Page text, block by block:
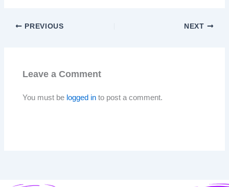
PREVIOUS NEXT
Leave a Comment
You must be logged in to post a comment.